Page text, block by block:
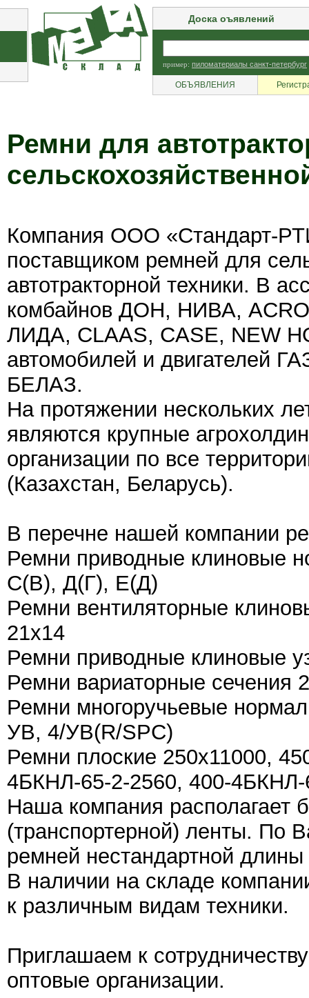
Доска оъявлений
пример: пиломатериалы санкт-петербург
ОБЪЯВЛЕНИЯ
Ремни для
Компания ООО «Стандарт-
поставщиком ремней для
автотракторной техники. В
комбайнов ДОН, НИВА,
ЛИДА, CLAAS, CASE, NEW
автомобилей и
БЕЛАЗ.
На протяжении нескольких
являются крупные
организации по все
(Казахстан, Беларусь).
В перечне нашей компании
Ремни приводные клиновые
С(В), Д(Г), Е(Д)
Ремни вентиляторные
21х14
Ремни приводные клиновые
Ремни вариаторные сечения
Ремни многоручьевые
УВ, 4/УВ(R/SPC)
Ремни плоские 250х11000,
4БКНЛ-65-2-2560, 400-4БКНЛ-
Наша компания располагает
(транспортерной) ленты. По
ремней нестандартной
В наличии на складе
к различным видам техники.
Приглашаем к
оптовые организации.